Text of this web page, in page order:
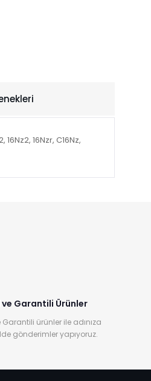
16Nzr, C16Nz,
Garantili Ürünler
Garantili ürünler ile adınıza
gönderimler yapıyoruz.